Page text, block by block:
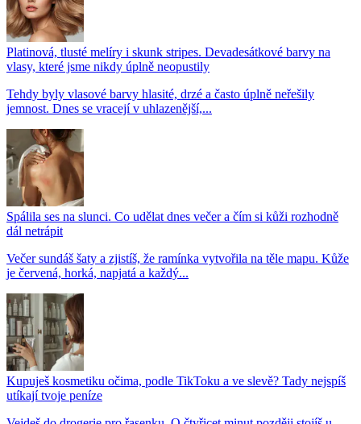
Platinová, tlusté melíry i skunk stripes. Devadesátkové barvy na
vlasy, které jsme nikdy úplně neopustily
Tehdy byly vlasové barvy hlasité, drzé a často úplně neřešily
jemnost. Dnes se vracejí v uhlazenější,...
Spálila ses na slunci. Co udělat dnes večer a čím si kůži rozhodně
dál netrápit
Večer sundáš šaty a zjistíš, že ramínka vytvořila na těle mapu. Kůže
je červená, horká, napjatá a každý...
Kupuješ kosmetiku očima, podle TikToku a ve slevě? Tady nejspíš
utíkají tvoje peníze